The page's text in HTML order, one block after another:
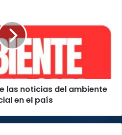
las noticias del ambiente
en el país